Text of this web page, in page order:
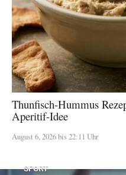
Thunfisch-Hummus
Aperitif-Idee
August 6, 2026 bis 22:11 Uhr
SPORT